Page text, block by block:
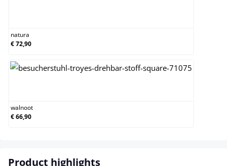
natura
€ 72,90
walnoot
€ 66,90
Product highlights